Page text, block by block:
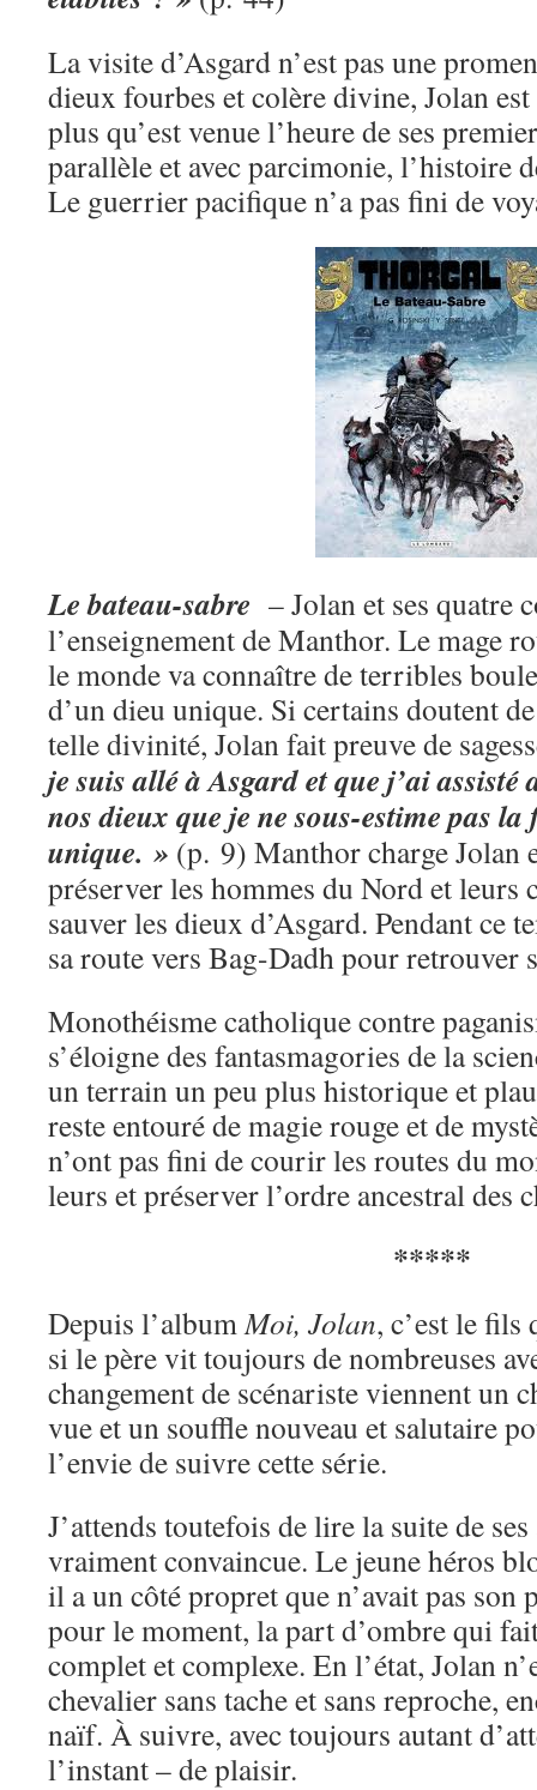
La visite d’Asgard n’est pas une
dieux fourbes et colère divine, Jolan
plus qu’est venue l’heure de ses
parallèle et avec parcimonie, l’histoire
Le guerrier pacifique n’a pas fini de
Le bateau-sabre – Jolan et ses quatre
l’enseignement de Manthor. Le mage
le monde va connaître de terribles
d’un dieu unique. Si certains doutent
telle divinité, Jolan fait preuve de
je suis allé à Asgard et que j’ai assisté
nos dieux que je ne sous-estime pas la
unique. » (p. 9) Manthor charge Jolan
préserver les hommes du Nord et leurs
sauver les dieux d’Asgard. Pendant ce
sa route vers Bag-Dadh pour retrouver
Monothéisme catholique contre
s’éloigne des fantasmagories de la
un terrain un peu plus historique et
reste entouré de magie rouge et de
n’ont pas fini de courir les routes du
leurs et préserver l’ordre ancestral des
*****
Depuis l’albumMoi, Jolan, c’est le fils
si le père vit toujours de nombreuses
changement de scénariste viennent un
vue et un souffle nouveau et salutaire
l’envie de suivre cette série.
J’attends toutefois de lire la suite de
vraiment convaincue. Le jeune héros
il a un côté propret que n’avait pas son
pour le moment, la part d’ombre qui
complet et complexe. En l’état, Jolan
chevalier sans tache et sans reproche,
naïf. À suivre, avec toujours autant
l’instant – de plaisir.